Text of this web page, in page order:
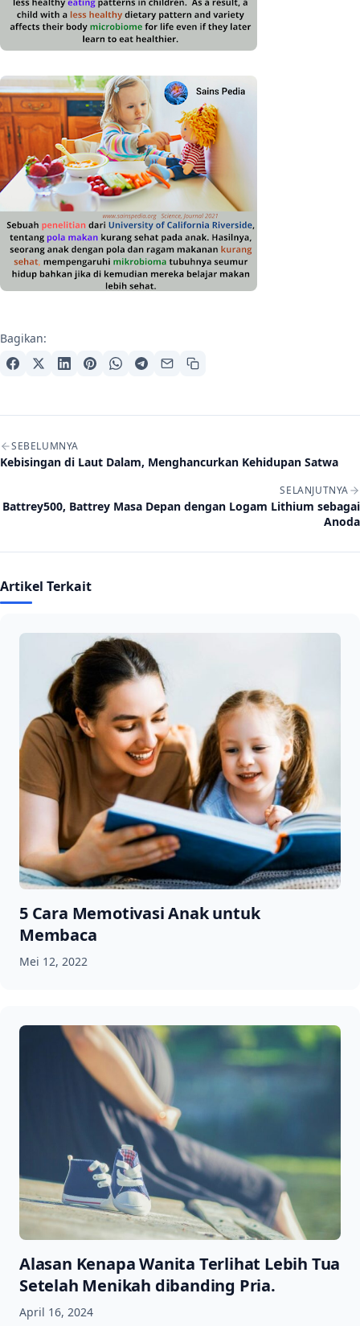
Bagikan:
Navigasi artikel
SEBELUMNYA
Kebisingan di Laut Dalam, Menghancurkan Kehidupan Satwa
SELANJUTNYA
Battrey500, Battrey Masa Depan dengan Logam Lithium sebagai
Anoda
Artikel Terkait
5 Cara Memotivasi Anak untuk
Membaca
Mei 12, 2022
Alasan Kenapa Wanita Terlihat Lebih Tua
Setelah Menikah dibanding Pria.
April 16, 2024